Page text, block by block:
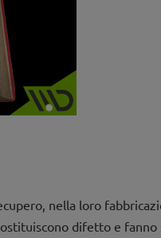
nella loro
difetto e